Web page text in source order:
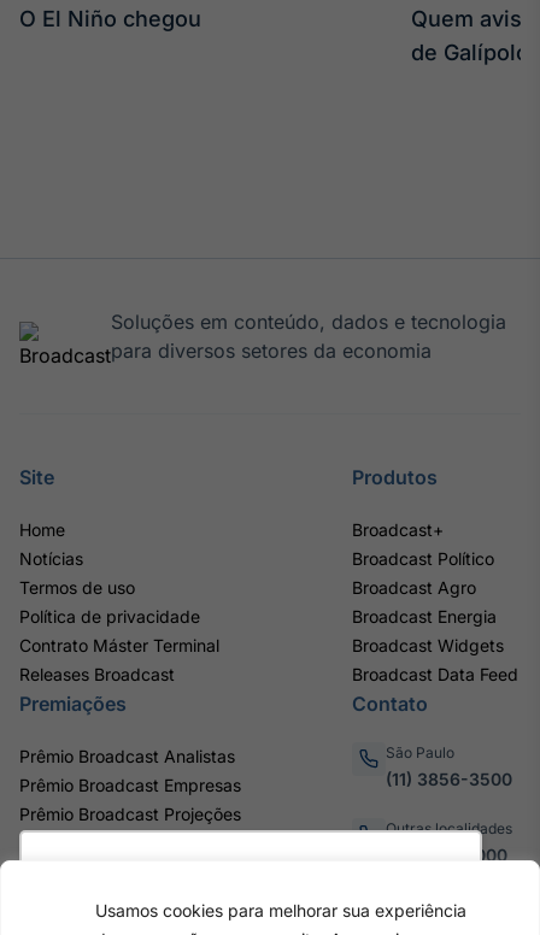
como você interage em nosso site e
Usamos cookies para melhorar sua experiência
O El Niño chegou
Quem
de Galípolo
Soluções em conteúdo, dados e tecnologia
para diversos setores da economia
Site
Home
Notícias
Termos de uso
Política de privacidade
Contrato Máster Terminal
Releases Broadcast
Produtos
Broadcast+
Broadcast Político
Broadcast Agro
Broadcast Energia
Broadcast Widgets
Broadcast Data Feed
Premiações
Prêmio Broadcast Analistas
Prêmio Broadcast Empresas
Prêmio Broadcast Projeções
Contato
São Paulo
(11) 3856-3500
Outras localidades
0800.011.3000